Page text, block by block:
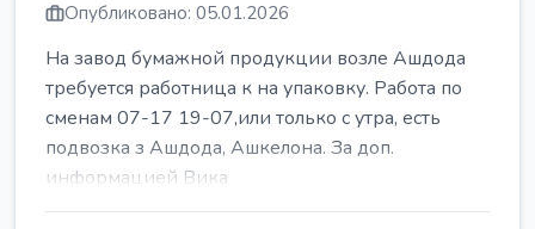
Опубликовано: 05.01.2026
На завод бумажной продукции возле Ашдода
требуется работница к на упаковку. Работа по
сменам 07-17 19-07,или только с утра, есть
подвозка з Ашдода, Ашкелона. За доп.
информацией Вика